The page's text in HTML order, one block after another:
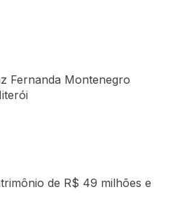
Fernanda Montenegro
de R$ 49 milhões e